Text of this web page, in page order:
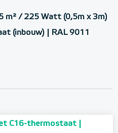
m² / 225 Watt (0,5m x 3m)
(inbouw) | RAL 9011
C16-thermostaat |